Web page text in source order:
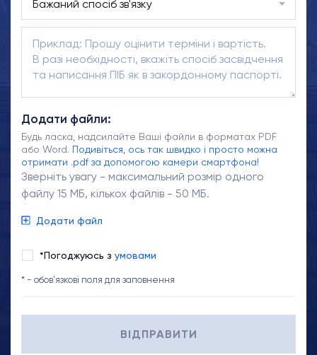
Додати файли:
Будь ласка, надсилайте Ваші файли в форматах PDF
або Word. Подивіться, ось так швидко і просто можна
отримати .pdf за допомогою камери смартфона!
Зверніть увагу - максимальний розмір одного
файлу 15 МБ, кількох файлів - 50 МБ.
Додати файл
*Погоджуюсь з умовами
* - обов'язкові поля для заповнення
ВІДПРАВИТИ